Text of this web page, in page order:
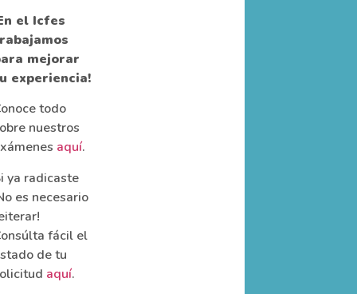
el Icfes
mejorar
experiencia!
todo
nuestros
aquí.
ya radicaste
es necesario
fácil el
de tu
aquí.